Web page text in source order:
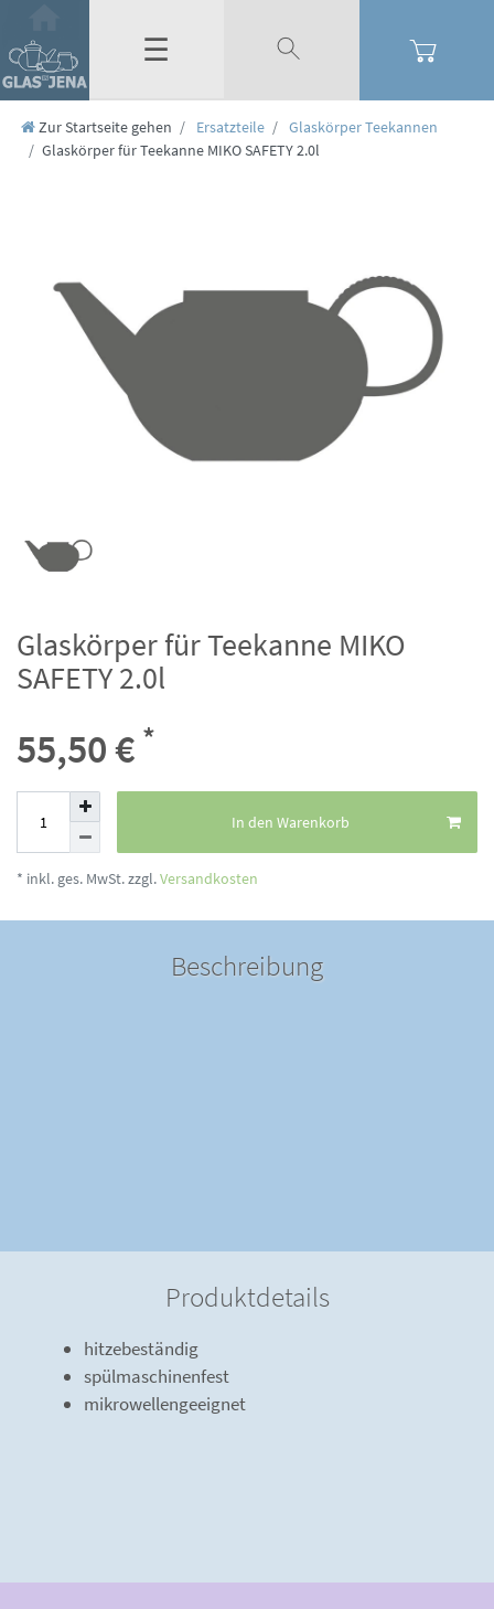
☰
Zur Startseite gehen Ersatzteile
Glaskörper Teekannen
Glaskörper für Teekanne MIKO SAFETY 2.0l
Glaskörper für Teekanne MIKO
SAFETY 2.0l
55,50 € *
In den Warenkorb
* inkl. ges. MwSt. zzgl.Versandkosten
Beschreibung
Produktdetails
hitzebeständig
spülmaschinenfest
mikrowellengeeignet